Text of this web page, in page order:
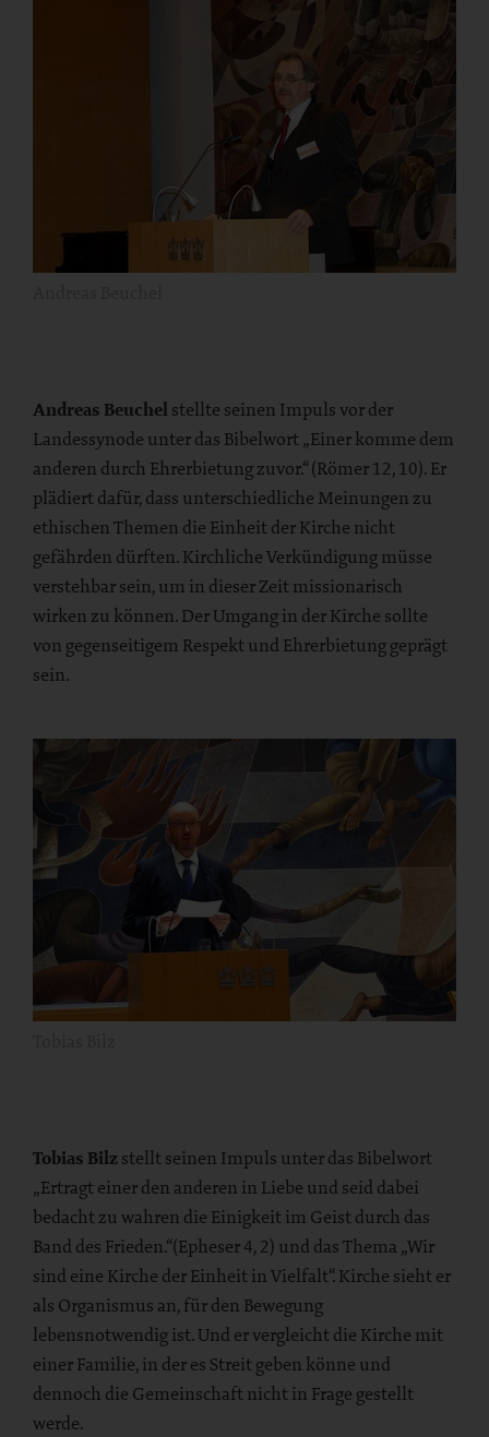
Andreas Beuchelstellte seinen Impuls vor der
Landessynode unter das Bibelwort „Einer komme dem
anderen durch Ehrerbietung zuvor.“ (Römer 12, 10). Er
plädiert dafür, dass unterschiedliche Meinungen zu
ethischen Themen die Einheit der Kirche nicht
gefährden dürften. Kirchliche Verkündigung müsse
verstehbar sein, um in dieser Zeit missionarisch
wirken zu können. Der Umgang in der Kirche sollte
von gegenseitigem Respekt und Ehrerbietung geprägt
sein.
Tobias Bilz stellt seinen Impuls unter das Bibelwort
„Ertragt einer den anderen in Liebe und seid dabei
bedacht zu wahren die Einigkeit im Geist durch das
Band des Frieden.“(Epheser 4, 2) und das Thema „Wir
sind eine Kirche der Einheit in Vielfalt“. Kirche sieht er
als Organismus an, für den Bewegung
lebensnotwendig ist. Und er vergleicht die Kirche mit
einer Familie, in der es Streit geben könne und
dennoch die Gemeinschaft nicht in Frage gestellt
werde.